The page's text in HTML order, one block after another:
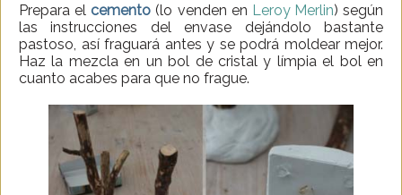
Prepara el cemento (lo venden en Leroy Merlin) según
las instrucciones del envase dejándolo bastante
pastoso, así fraguará antes y se podrá moldear mejor.
Haz la mezcla en un bol de cristal y límpia el bol en
cuanto acabes para que no frague.